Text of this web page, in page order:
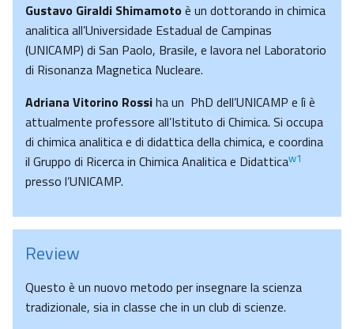
Gustavo Giraldi Shimamotoè un dottorando in chimica
analitica all’Universidade Estadual de Campinas
(UNICAMP) di San Paolo, Brasile, e lavora nel Laboratorio
di Risonanza Magnetica Nucleare.
Adriana Vitorino Rossiha un PhD dell’UNICAMP e lì è
attualmente professore all’Istituto di Chimica. Si occupa
di chimica analitica e di didattica della chimica, e coordina
il Gruppo di Ricerca in Chimica Analitica e Didatticaw1
presso l’UNICAMP.
Review
Questo è un nuovo metodo per insegnare la scienza
tradizionale, sia in classe che in un club di scienze.